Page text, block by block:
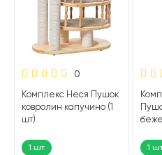
0
Комплекс Неся Пушок
ковролин капучино (1
шт)
1 шт 1